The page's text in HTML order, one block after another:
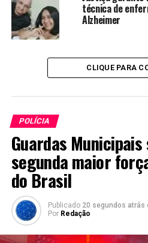
técnica de
Alzheimer
CLIQUE PARA
POLÍCIA
Guardas
segunda maior
do Brasil
Publicado 20 segundos atrás
Por Redação